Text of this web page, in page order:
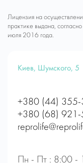
Лицензия на
практике выдана,
июля 2016 года.
Киев, Шумского, 5
+380 (44)
+380 (68)
Пн - Пт : 8:00 -